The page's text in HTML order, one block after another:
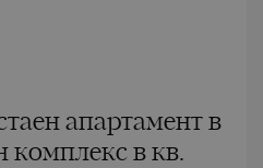
апартамент в
комплекс в кв.